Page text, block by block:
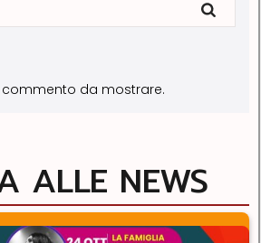
commento da mostrare.
ALLE NEWS